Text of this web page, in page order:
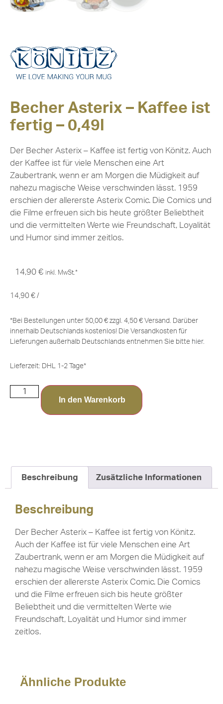
Becher Asterix – Kaffee ist
fertig – 0,49l
Der Becher Asterix – Kaffee ist fertig von Könitz. Auch
der Kaffee ist für viele Menschen eine Art
Zaubertrank, wenn er am Morgen die Müdigkeit auf
nahezu magische Weise verschwinden lässt. 1959
erschien der allererste Asterix Comic. Die Comics und
die Filme erfreuen sich bis heute größter Beliebtheit
und die vermittelten Werte wie Freundschaft, Loyalität
und Humor sind immer zeitlos.
14,90 € inkl. MwSt.*
14,90 € /
*Bei Bestellungen unter 50,00 € zzgl. 4,50 € Versand. Darüber
innerhalb Deutschlands kostenlos! Die Versandkosten für
Lieferungen außerhalb Deutschlands entnehmen Sie bitte hier.
Lieferzeit: DHL 1-2 Tage*
In den Warenkorb
Beschreibung Zusätzliche Informationen
Beschreibung
Der Becher Asterix – Kaffee ist fertig von Könitz.
Auch der Kaffee ist für viele Menschen eine Art
Zaubertrank, wenn er am Morgen die Müdigkeit auf
nahezu magische Weise verschwinden lässt. 1959
erschien der allererste Asterix Comic. Die Comics
und die Filme erfreuen sich bis heute größter
Beliebtheit und die vermittelten Werte wie
Freundschaft, Loyalität und Humor sind immer
zeitlos.
Ähnliche Produkte